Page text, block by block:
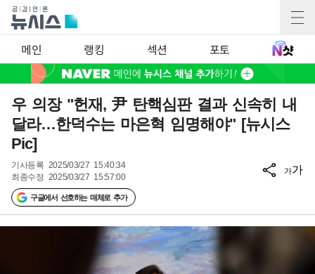
메인 랭킹 섹션 포토
우 의장 "헌재, 尹 탄핵심판 결과 신속히 내
달라…한덕수는 마은혁 임명해야" [뉴시스
Pic]
기사등록 2025/03/27 15:40:34
최종수정 2025/03/27 15:57:00
구글에서 선호하는 매체로 추가
가가